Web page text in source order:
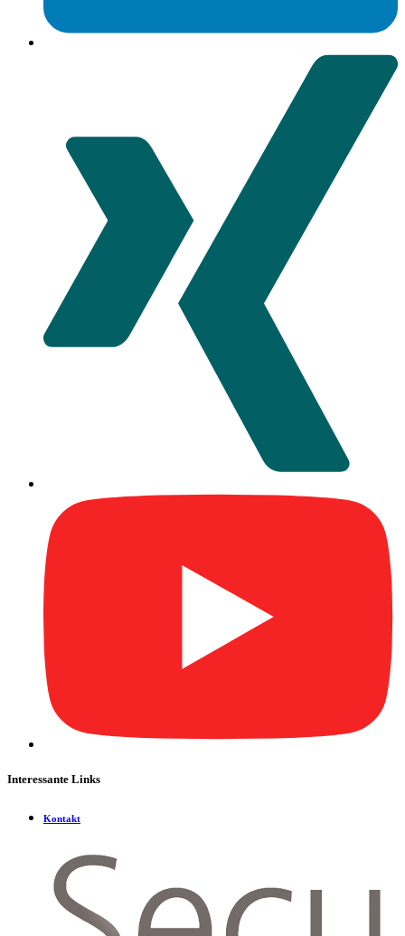
Interessante Links
Kontakt